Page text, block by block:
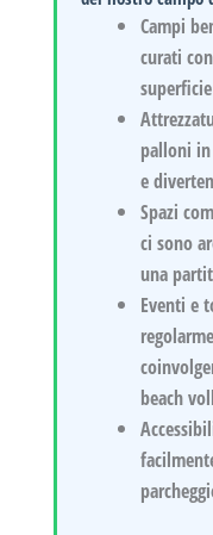
Campi
curati
palloni
e
Spazi
ci sono
una
Eventi e
beach